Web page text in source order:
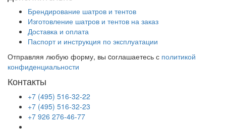
Брендирование шатров и тентов
Изготовление шатров и тентов на заказ
Доставка и оплата
Паспорт и инструкция по эксплуатации
Отправляя любую форму, вы cоглашаетесь с политикой
конфиденциальности
Контакты
+7 (495) 516-32-22
+7 (495) 516-32-23
+7 926 276-46-77